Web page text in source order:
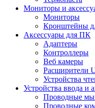
Мониторы и
Мониторы
Кронштейны
Аксессуары для ПК
Адаптеры
Контроллеры
Веб камеры
Расширители
Устройства
Устройства ввода и
Проводные
Проводные